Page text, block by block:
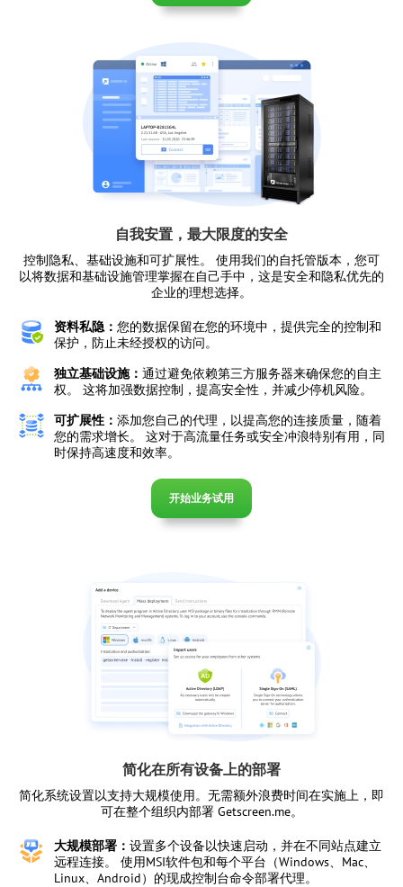
自我安置，最大限度的安全
控制隐私、基础设施和可扩展性。 使用我们的自托管版本，您可
以将数据和基础设施管理掌握在自己手中，这是安全和隐私优先的
企业的理想选择。
资料私隐： 您的数据保留在您的环境中，提供完全的控制和
保护，防止未经授权的访问。
独立基础设施： 通过避免依赖第三方服务器来确保您的自主
权。 这将加强数据控制，提高安全性，并减少停机风险。
可扩展性： 添加您自己的代理，以提高您的连接质量，随着
您的需求增长。 这对于高流量任务或安全冲浪特别有用，同
时保持高速度和效率。
开始业务试用
简化在所有设备上的部署
简化系统设置以支持大规模使用。无需额外浪费时间在实施上，即
可在整个组织内部署 Getscreen.me。
大规模部署： 设置多个设备以快速启动，并在不同站点建立
远程连接。 使用MSI软件包和每个平台（Windows、Mac、
Linux、Android）的现成控制台命令部署代理。